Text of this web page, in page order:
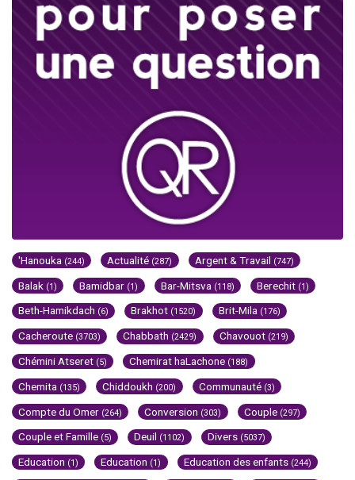
'Hanouka (244) Actualité (287) Argent & Travail (747)
Balak (1) Bamidbar (1) Bar-Mitsva (118) Berechit (1)
Beth-Hamikdach (6) Brakhot (1520) Brit-Mila (176)
Cacheroute (3703) Chabbath (2429) Chavouot (219)
Chémini Atseret (5) Chemirat haLachone (188)
Chemita (135) Chiddoukh (200) Communauté (3)
Compte du Omer (264) Conversion (303) Couple (297)
Couple et Famille (5) Deuil (1102) Divers (5037)
Education (1) Education (1) Education des enfants (244)